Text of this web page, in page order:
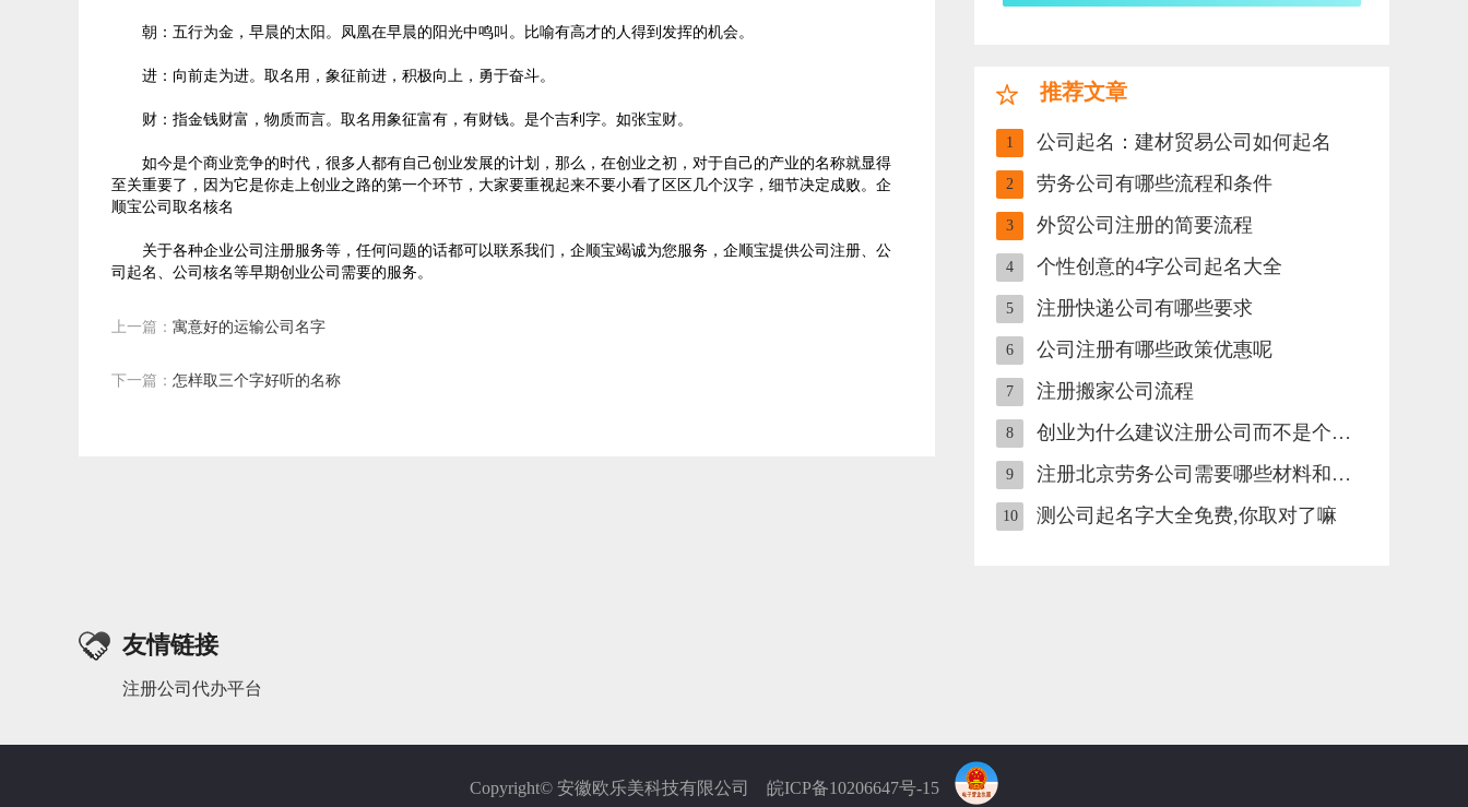
朝：五行为金，早晨的太阳。凤凰在早晨的阳光中鸣叫。比喻有高才的人得到发挥的机会。
进：向前走为进。取名用，象征前进，积极向上，勇于奋斗。
财：指金钱财富，物质而言。取名用象征富有，有财钱。是个吉利字。如张宝财。
如今是个商业竞争的时代，很多人都有自己创业发展的计划，那么，在创业之初，对于自己的产业的名称就显得
至关重要了，因为它是你走上创业之路的第一个环节，大家要重视起来不要小看了区区几个汉字，细节决定成败。企
顺宝公司取名核名
关于各种企业公司注册服务等，任何问题的话都可以联系我们，企顺宝竭诚为您服务，企顺宝提供公司注册、公
司起名、公司核名等早期创业公司需要的服务。
上一篇： 寓意好的运输公司名字
下一篇： 怎样取三个字好听的名称
推荐文章
1 公司起名：建材贸易公司如何起名
2 劳务公司有哪些流程和条件
3 外贸公司注册的简要流程
4 个性创意的4字公司起名大全
5 注册快递公司有哪些要求
6 公司注册有哪些政策优惠呢
7 注册搬家公司流程
8 创业为什么建议注册公司而不是个体工商户
9 注册北京劳务公司需要哪些材料和流程
10 测公司起名字大全免费,你取对了嘛
友情链接
注册公司代办平台
Copyright© 安徽欧乐美科技有限公司 皖ICP备10206647号-15